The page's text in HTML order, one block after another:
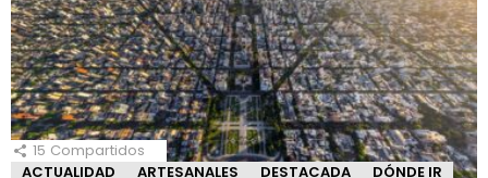
15 Compartidos
ACTUALIDAD
ARTESANALES DESTACADA DÓNDE IR